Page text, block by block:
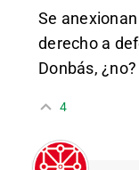
Se
derecho a
Donbás, ¿no?
4